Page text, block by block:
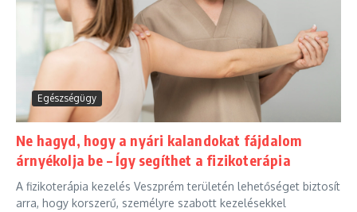
Egészségügy
Ne hagyd, hogy a nyári kalandokat fájdalom
árnyékolja be – Így segíthet a fizikoterápia
A fizikoterápia kezelés Veszprém területén lehetőséget biztosít
arra, hogy korszerű, személyre szabott kezelésekkel